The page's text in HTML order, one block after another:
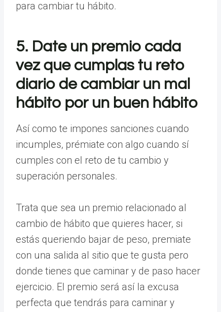
para cambiar tu hábito.
5. Date un premio cada
vez que cumplas tu reto
diario de cambiar un mal
hábito por un buen hábito
Así como te impones sanciones cuando
incumples, prémiate con algo cuando sí
cumples con el reto de tu cambio y
superación personales.
Trata que sea un premio relacionado al
cambio de hábito que quieres hacer, si
estás queriendo bajar de peso, premiate
con una salida al sitio que te gusta pero
donde tienes que caminar y de paso hacer
ejercicio. El premio será así la excusa
perfecta que tendrás para caminar y